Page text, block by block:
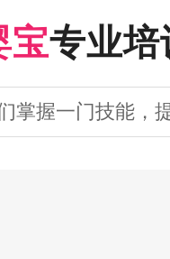
宝专业培
掌握一门技能，